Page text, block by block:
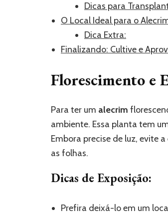
Dicas para
O Local Ideal para o
Dica Extra:
Finalizando: Cultive e
Florescimento e
Para ter um alecrim
ambiente. Essa planta tem
Embora precise de luz, evite
as folhas.
Dicas de Exposição:
Prefira deixá-lo em um